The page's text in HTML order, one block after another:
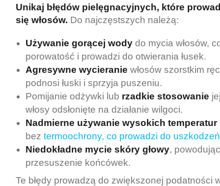
Unikaj błędów pielęgnacyjnych, które
się włosów. Do najczęstszych należą:
Używanie gorącej wody do mycia włosów,
porowatość i prowadzi do otwierania łusek.
Agresywne wycieranie włosów szorstkim
podnosi łuski i sprzyja puszeniu.
Pomijanie odżywki lub rzadkie stosowanie
włosy odsłonięte na działanie wilgoci.
Nadmierne używanie wysokich temperatur
bez termoochrony, co prowadzi do uszkodzeń
Niedokładne mycie skóry głowy,
przesuszenie końcówek.
Te błędy prowadzą do zwiększonej podatności